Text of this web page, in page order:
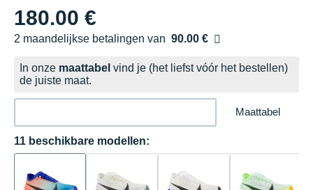
180.00 €
2 maandelijkse betalingen van 90.00 €
zonder kosten
In onze maattabel vind je (het liefst vóór het bestellen)
de juiste maat.
Maattabel
11 beschikbare modellen: